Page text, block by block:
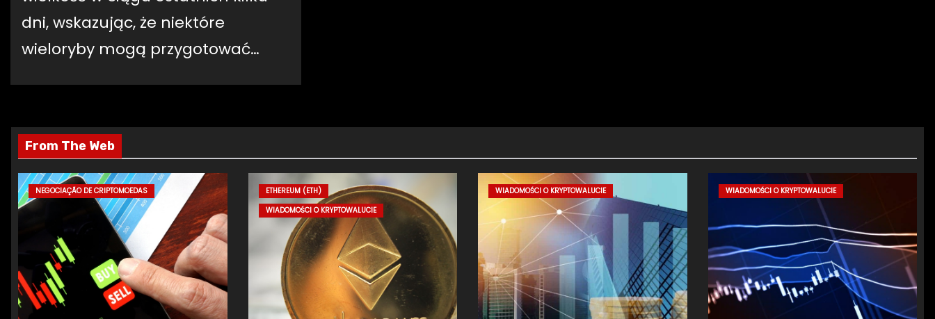
dni, wskazując, że niektóre
wieloryby mogą przygotować…
From The Web
NEGOCIAÇÃO DE CRIPTOMOEDAS
ETHEREUM (ETH)
WIADOMOŚCI O KRYPTOWALUCIE
WIADOMOŚCI O KRYPTOWALUCIE WIADOMOŚCI O KRYPTOWALUCIE